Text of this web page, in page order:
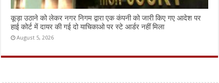
कूड़ा उठाने को लेकर नगर निगम द्वारा एक कंपनी को जारी किए गए आदेश पर
हाई कोर्ट में दायर की गई दो याचिकाओ पर स्टे आर्डर नहीं मिला
August 5, 2026